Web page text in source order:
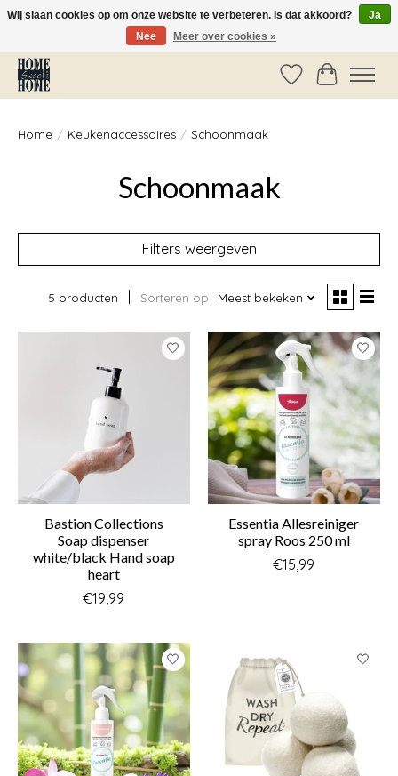
Vóór 14:00 besteld, dezelfde dag verzonden!
Verlanglijst
Home / Keukenaccessoires / Schoonmaak
Schoonmaak
Filters weergeven
5 producten Sorteren op Meest bekeken
Bastion Collections
Soap dispenser
white/black Hand soap
heart
€19,99
Essentia Allesreiniger
spray Roos 250 ml
€15,99
Wij slaan cookies op om onze website te verbeteren. Is dat akkoord?
Ja
Nee
Meer over cookies »